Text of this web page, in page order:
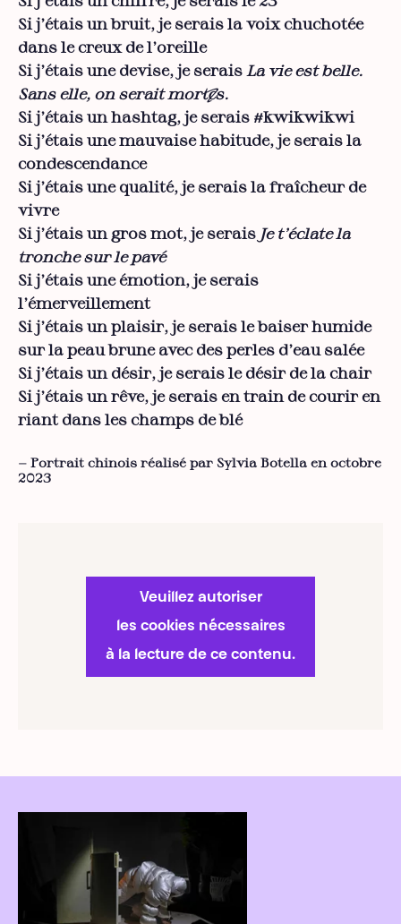
Si j’étais un bruit, je serais la voix chuchotée
dans le creux de l’oreille
Si j’étais une devise, je serais La vie est belle.
Sans elle, on serait mort·es.
Si j’étais un hashtag, je serais #kwikwikwi
Si j’étais une mauvaise habitude, je serais la
condescendance
Si j’étais une qualité, je serais la fraîcheur de
vivre
Si j’étais un gros mot, je serais Je t’éclate la
tronche sur le pavé
Si j’étais une émotion, je serais
l’émerveillement
Si j’étais un plaisir, je serais le baiser humide
sur la peau brune avec des perles d’eau salée
Si j’étais un désir, je serais le désir de la chair
Si j’étais un rêve, je serais en train de courir en
riant dans les champs de blé
— Portrait chinois réalisé par Sylvia Botella en octobre
2023
Veuillez autoriser
les cookies nécessaires
à la lecture de ce contenu.